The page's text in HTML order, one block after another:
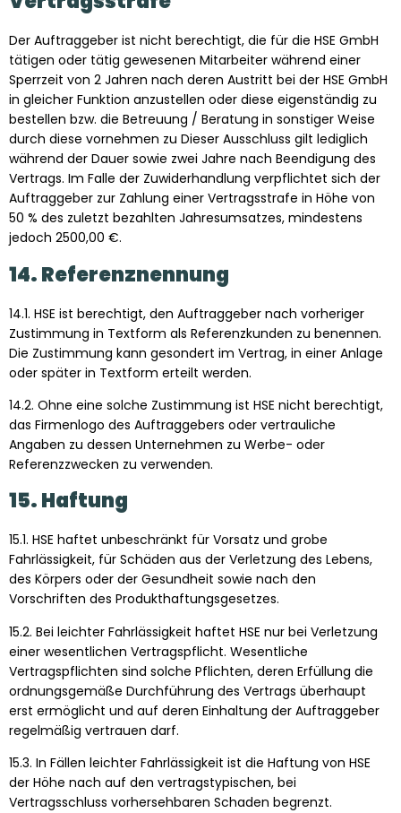
Der Auftraggeber ist nicht berechtigt, die für die HSE GmbH
tätigen oder tätig gewesenen Mitarbeiter während einer
Sperrzeit von 2 Jahren nach deren Austritt bei der HSE GmbH
in gleicher Funktion anzustellen oder diese eigenständig zu
bestellen bzw. die Betreuung / Beratung in sonstiger Weise
durch diese vornehmen zu Dieser Ausschluss gilt lediglich
während der Dauer sowie zwei Jahre nach Beendigung des
Vertrags. Im Falle der Zuwiderhandlung verpflichtet sich der
Auftraggeber zur Zahlung einer Vertragsstrafe in Höhe von
50 % des zuletzt bezahlten Jahresumsatzes, mindestens
jedoch 2500,00 €.
14. Referenznennung
14.1. HSE ist berechtigt, den Auftraggeber nach vorheriger
Zustimmung in Textform als Referenzkunden zu benennen.
Die Zustimmung kann gesondert im Vertrag, in einer Anlage
oder später in Textform erteilt werden.
14.2. Ohne eine solche Zustimmung ist HSE nicht berechtigt,
das Firmenlogo des Auftraggebers oder vertrauliche
Angaben zu dessen Unternehmen zu Werbe- oder
Referenzzwecken zu verwenden.
15. Haftung
15.1. HSE haftet unbeschränkt für Vorsatz und grobe
Fahrlässigkeit, für Schäden aus der Verletzung des Lebens,
des Körpers oder der Gesundheit sowie nach den
Vorschriften des Produkthaftungsgesetzes.
15.2. Bei leichter Fahrlässigkeit haftet HSE nur bei Verletzung
einer wesentlichen Vertragspflicht. Wesentliche
Vertragspflichten sind solche Pflichten, deren Erfüllung die
ordnungsgemäße Durchführung des Vertrags überhaupt
erst ermöglicht und auf deren Einhaltung der Auftraggeber
regelmäßig vertrauen darf.
15.3. In Fällen leichter Fahrlässigkeit ist die Haftung von HSE
der Höhe nach auf den vertragstypischen, bei
Vertragsschluss vorhersehbaren Schaden begrenzt.